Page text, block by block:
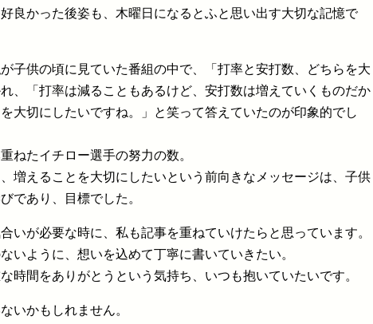
良かった後姿も、木曜日になるとふと思い出す大切な記憶で
子供の頃に見ていた番組の中で、「打率と安打数、どちらを大
、「打率は減ることもあるけど、安打数は増えていくものだか
大切にしたいですね。」と笑って答えていたのが印象的でし
ねたイチロー選手の努力の数。
増えることを大切にしたいという前向きなメッセージは、子供
であり、目標でした。
いが必要な時に、私も記事を重ねていけたらと思っています。
いように、想いを込めて丁寧に書いていきたい。
時間をありがとうという気持ち、いつも抱いていたいです。
いかもしれません。